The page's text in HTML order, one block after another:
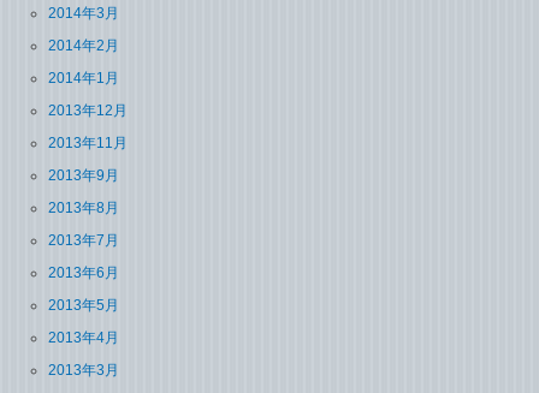
2014年3月
2014年2月
2014年1月
2013年12月
2013年11月
2013年9月
2013年8月
2013年7月
2013年6月
2013年5月
2013年4月
2013年3月